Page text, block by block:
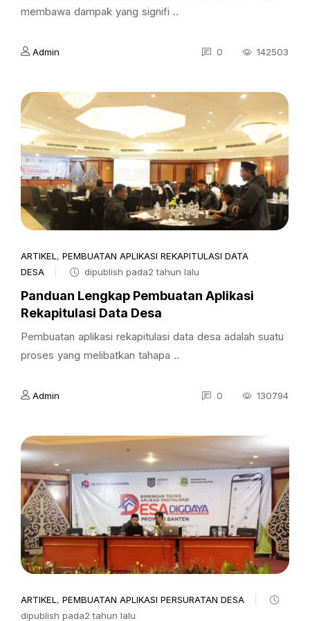
membawa dampak yang signifi ..
Admin 0 142503
ARTIKEL , PEMBUATAN APLIKASI REKAPITULASI DATA
DESA
dipublish pada2 tahun lalu
Panduan Lengkap Pembuatan Aplikasi
Rekapitulasi Data Desa
Pembuatan aplikasi rekapitulasi data desa adalah suatu
proses yang melibatkan tahapa ..
Admin 0 130794
ARTIKEL , PEMBUATAN APLIKASI PERSURATAN DESA
dipublish pada2 tahun lalu